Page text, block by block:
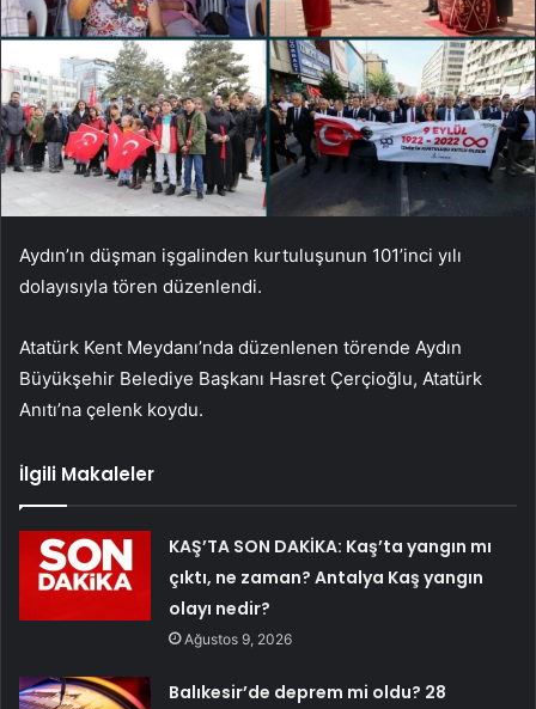
Aydın’ın düşman işgalinden kurtuluşunun 101’inci yılı
dolayısıyla tören düzenlendi.
Atatürk Kent Meydanı’nda düzenlenen törende Aydın
Büyükşehir Belediye Başkanı Hasret Çerçioğlu, Atatürk
Anıtı’na çelenk koydu.
İlgili Makaleler
KAŞ’TA SON DAKİKA: Kaş’ta yangın mı
çıktı, ne zaman? Antalya Kaş yangın
olayı nedir?
Ağustos 9, 2026
Balıkesir’de deprem mi oldu? 28